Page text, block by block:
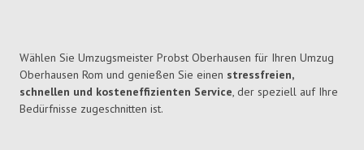
Wählen Sie Umzugsmeister Probst Oberhausen für Ihren Umzug
Oberhausen Rom und genießen Sie einen stressfreien,
schnellen und kosteneffizienten Service, der speziell auf Ihre
Bedürfnisse zugeschnitten ist.